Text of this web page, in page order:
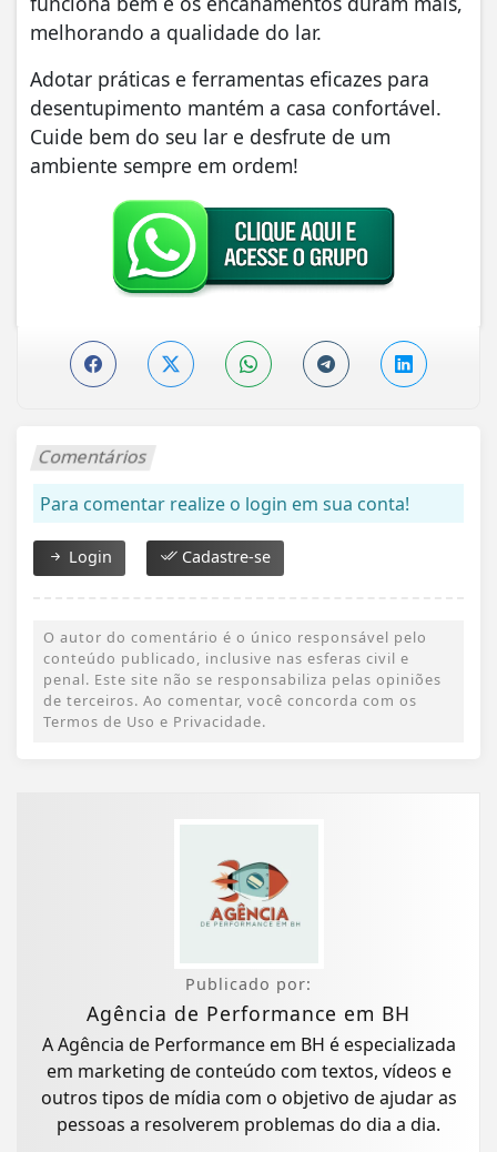
melhorando a qualidade do lar.
Adotar práticas e ferramentas eficazes para
desentupimento mantém a casa confortável.
Cuide bem do seu lar e desfrute de um
ambiente sempre em ordem!
Comentários
Para comentar realize o login em sua conta!
Login Cadastre-se
O autor do comentário é o único responsável pelo
conteúdo publicado, inclusive nas esferas civil e
penal. Este site não se responsabiliza pelas opiniões
de terceiros. Ao comentar, você concorda com os
Termos de Uso e Privacidade.
Publicado por:
Agência de Performance em BH
A Agência de Performance em BH é especializada
em marketing de conteúdo com textos, vídeos e
outros tipos de mídia com o objetivo de ajudar as
pessoas a resolverem problemas do dia a dia.